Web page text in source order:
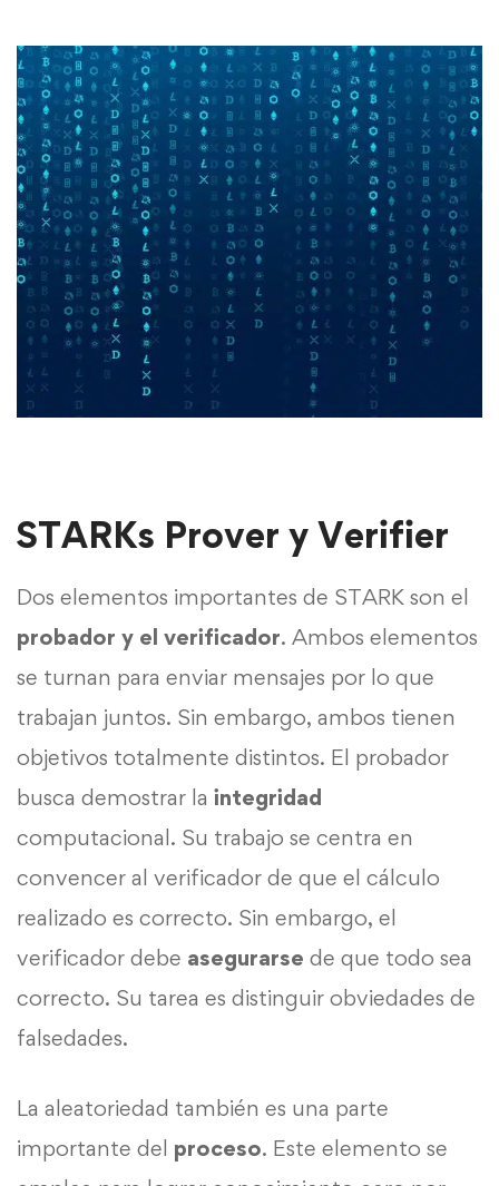
STARKs Prover y Verifier
Dos elementos importantes de STARK son el
probador y el verificador. Ambos elementos
se turnan para enviar mensajes por lo que
trabajan juntos. Sin embargo, ambos tienen
objetivos totalmente distintos. El probador
busca demostrar la integridad
computacional. Su trabajo se centra en
convencer al verificador de que el cálculo
realizado es correcto. Sin embargo, el
verificador debe asegurarse de que todo sea
correcto. Su tarea es distinguir obviedades de
falsedades.
La aleatoriedad también es una parte
importante del proceso. Este elemento se